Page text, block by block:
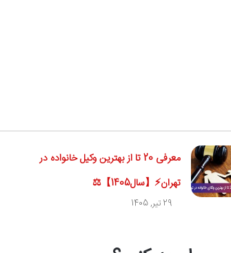
معرفی 20 تا از بهترین وکیل خانواده در
تهران⚡【سال1405】⚖️
29 تیر, 1405